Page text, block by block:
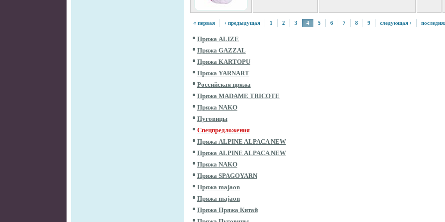
« первая ‹ предыдущая 1 2 3 4 5 6 7 8 9 следующая ›
Пряжа ALIZE
Пряжа GAZZAL
Пряжа KARTOPU
Пряжа YARNART
Российская пряжа
Пряжа MADAME TRICOTE
Пряжа NAKO
Пуговицы
Спецпредложения
Пряжа ALPINE ALPACA NEW
Пряжа ALPINE ALPACA NEW
Пряжа NAKO
Пряжа SPAGOYARN
Пряжа majaon
Пряжа majaon
Пряжа Пряжа Китай